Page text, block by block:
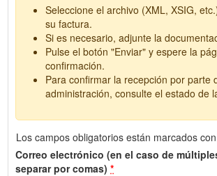
Seleccione el archivo (XML, XSIG,
su factura.
Si es necesario, adjunte la
Pulse el botón "Enviar" y espere la
confirmación.
Para confirmar la recepción por parte
administración, consulte el estado de
Los campos obligatorios están marcados
Correo electrónico (en el caso de
separar por comas) *